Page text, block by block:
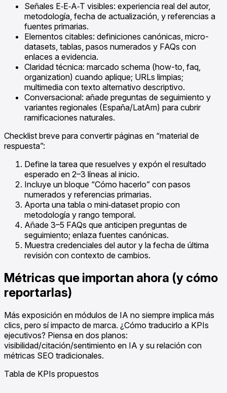
Señales E‑E‑A‑T visibles: experiencia real del autor,
metodología, fecha de actualización, y referencias a
fuentes primarias.
Elementos citables: definiciones canónicas, micro-
datasets, tablas, pasos numerados y FAQs con
enlaces a evidencia.
Claridad técnica: marcado schema (how-to, faq,
organization) cuando aplique; URLs limpias;
multimedia con texto alternativo descriptivo.
Conversacional: añade preguntas de seguimiento y
variantes regionales (España/LatAm) para cubrir
ramificaciones naturales.
Checklist breve para convertir páginas en “material de
respuesta”:
Define la tarea que resuelves y expón el resultado
esperado en 2–3 líneas al inicio.
Incluye un bloque “Cómo hacerlo” con pasos
numerados y referencias primarias.
Aporta una tabla o mini‑dataset propio con
metodología y rango temporal.
Añade 3–5 FAQs que anticipen preguntas de
seguimiento; enlaza fuentes canónicas.
Muestra credenciales del autor y la fecha de última
revisión con contexto de cambios.
Métricas que importan ahora (y cómo
reportarlas)
Más exposición en módulos de IA no siempre implica más
clics, pero sí impacto de marca. ¿Cómo traducirlo a KPIs
ejecutivos? Piensa en dos planos:
visibilidad/citación/sentimiento en IA y su relación con
métricas SEO tradicionales.
Tabla de KPIs propuestos